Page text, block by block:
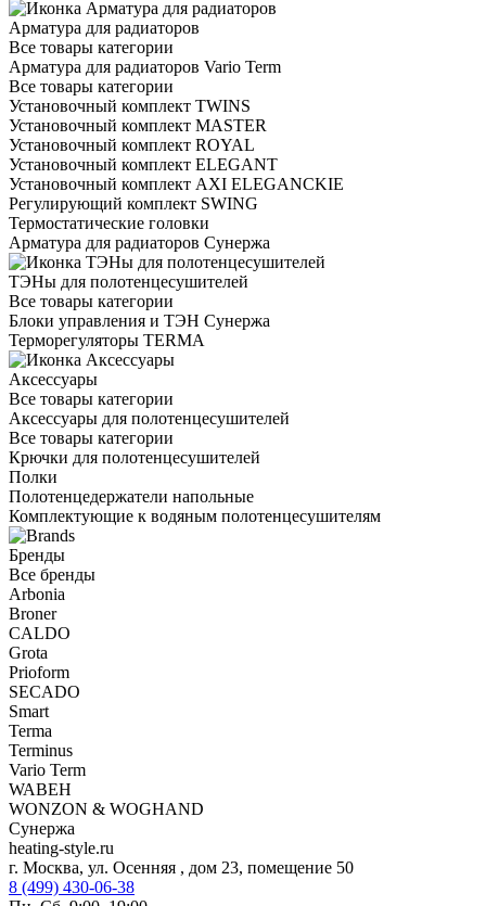
Арматура для радиаторов
Все товары категории
Арматура для радиаторов Vario Term
Все товары категории
Установочный комплект TWINS
Установочный комплект MASTER
Установочный комплект ROYAL
Установочный комплект ELEGANT
Установочный комплект AXI ELEGANCKIE
Регулирующий комплект SWING
Термостатические головки
Арматура для радиаторов Сунержа
ТЭНы для полотенцесушителей
Все товары категории
Блоки управления и ТЭН Сунержа
Терморегуляторы TERMA
Аксессуары
Все товары категории
Аксессуары для полотенцесушителей
Все товары категории
Крючки для полотенцесушителей
Полки
Полотенцедержатели напольные
Комплектующие к водяным полотенцесушителям
Бренды
Все бренды
Arbonia
Broner
CALDO
Grota
Prioform
SECADO
Smart
Terma
Terminus
Vario Term
WABEH
WONZON & WOGHAND
Сунержа
heating-style.ru
г. Москва, ул. Осенняя , дом 23, помещение 50
8 (499) 430-06-38